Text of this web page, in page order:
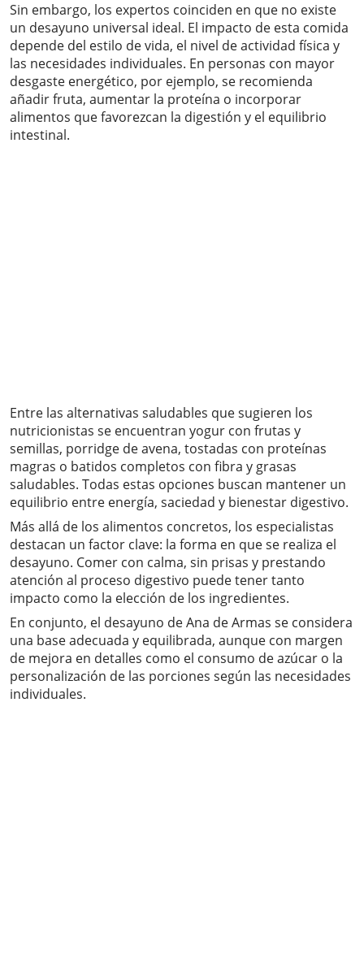
Sin embargo, los expertos coinciden en que no existe
un desayuno universal ideal. El impacto de esta comida
depende del estilo de vida, el nivel de actividad física y
las necesidades individuales. En personas con mayor
desgaste energético, por ejemplo, se recomienda
añadir fruta, aumentar la proteína o incorporar
alimentos que favorezcan la digestión y el equilibrio
intestinal.
Entre las alternativas saludables que sugieren los
nutricionistas se encuentran yogur con frutas y
semillas, porridge de avena, tostadas con proteínas
magras o batidos completos con fibra y grasas
saludables. Todas estas opciones buscan mantener un
equilibrio entre energía, saciedad y bienestar digestivo.
Más allá de los alimentos concretos, los especialistas
destacan un factor clave: la forma en que se realiza el
desayuno. Comer con calma, sin prisas y prestando
atención al proceso digestivo puede tener tanto
impacto como la elección de los ingredientes.
En conjunto, el desayuno de Ana de Armas se considera
una base adecuada y equilibrada, aunque con margen
de mejora en detalles como el consumo de azúcar o la
personalización de las porciones según las necesidades
individuales.